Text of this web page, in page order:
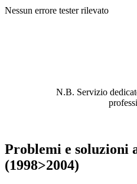
Nessun errore tester rilevato
N.B. Servizio
Problemi e soluzioni
(1998>2004)